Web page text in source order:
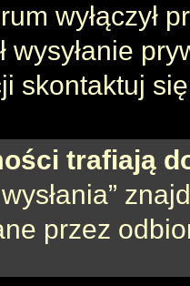
wyłączył
wysyłanie
skontaktuj
trafiają
przez